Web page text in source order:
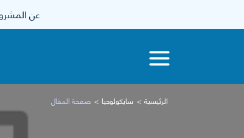
عن
الرئيسية سايكولوجيا صفحة المقال